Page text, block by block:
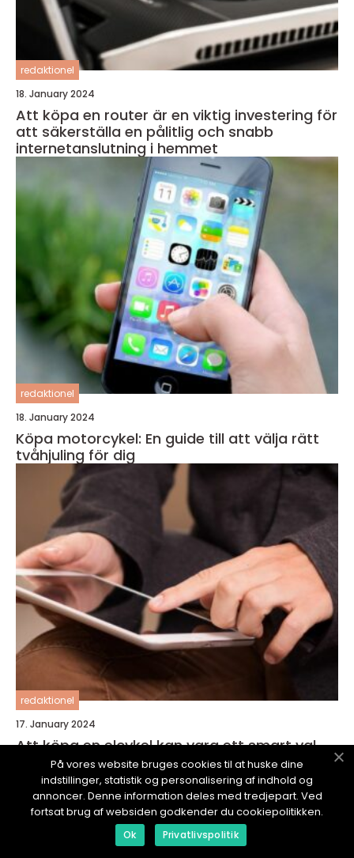
redaktionel
18. January 2024
Att köpa en router är en viktig investering för
att säkerställa en pålitlig och snabb
internetanslutning i hemmet
redaktionel
18. January 2024
Köpa motorcykel: En guide till att välja rätt
tvåhjuling för dig
redaktionel
17. January 2024
Att köpa en elcykel kan vara ett smart val
för alla som letar efter ett smidigare och
mer hållbart sätt att ta sig fram
På vores website bruges cookies til at huske dine
indstillinger, statistik og personalisering af indhold og
annoncer. Denne information deles med tredjepart. Ved
fortsat brug af websiden godkender du cookiepolitikken.
Ok Privatlivspolitik